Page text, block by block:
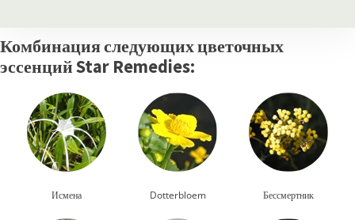
Комбинация следующих цветочных
эссенций Star Remedies:
Исмена Dotterbloem Бессмертник